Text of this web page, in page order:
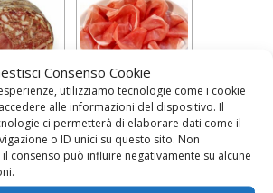
Consenso Cookie
utilizziamo tecnologie come i cookie
alle informazioni del dispositivo. Il
ci permetterà di elaborare dati come il
o ID unici su questo sito. Non
consenso può influire negativamente su alcune
MAIALE
g)
kg 15,90 €
€
PROSCIUTTO
Circa 100 g - 26,90 €
Kg
2,69€